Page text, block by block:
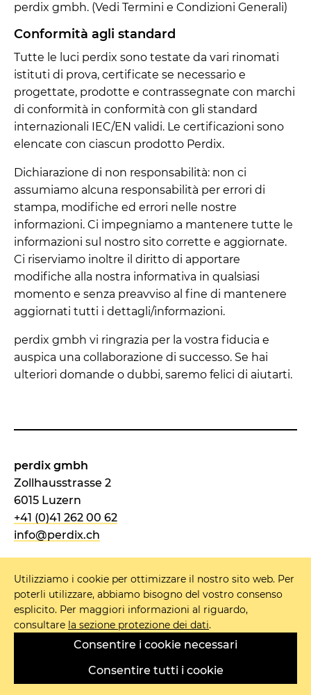
perdix gmbh. (Vedi Termini e Condizioni Generali)
Conformità agli standard
Tutte le luci perdix sono testate da vari rinomati
istituti di prova, certificate se necessario e
progettate, prodotte e contrassegnate con marchi
di conformità in conformità con gli standard
internazionali IEC/EN validi. Le certificazioni sono
elencate con ciascun prodotto Perdix.
Dichiarazione di non responsabilità: non ci
assumiamo alcuna responsabilità per errori di
stampa, modifiche ed errori nelle nostre
informazioni. Ci impegniamo a mantenere tutte le
informazioni sul nostro sito corrette e aggiornate.
Ci riserviamo inoltre il diritto di apportare
modifiche alla nostra informativa in qualsiasi
momento e senza preavviso al fine di mantenere
aggiornati tutti i dettagli/informazioni.
perdix gmbh vi ringrazia per la vostra fiducia e
auspica una collaborazione di successo. Se hai
ulteriori domande o dubbi, saremo felici di aiutarti.
perdix gmbh
Zollhausstrasse 2
6015 Luzern
+41 (0)41 262 00 62
info@perdix.ch
NEWSLETTER
IMPRONTA
Utilizziamo i cookie per ottimizzare il nostro sito web. Per
poterli utilizzare, abbiamo bisogno del vostro consenso
esplicito. Per maggiori informazioni al riguardo,
consultare la sezione protezione dei dati.
Consentire i cookie necessari
Consentire tutti i cookie